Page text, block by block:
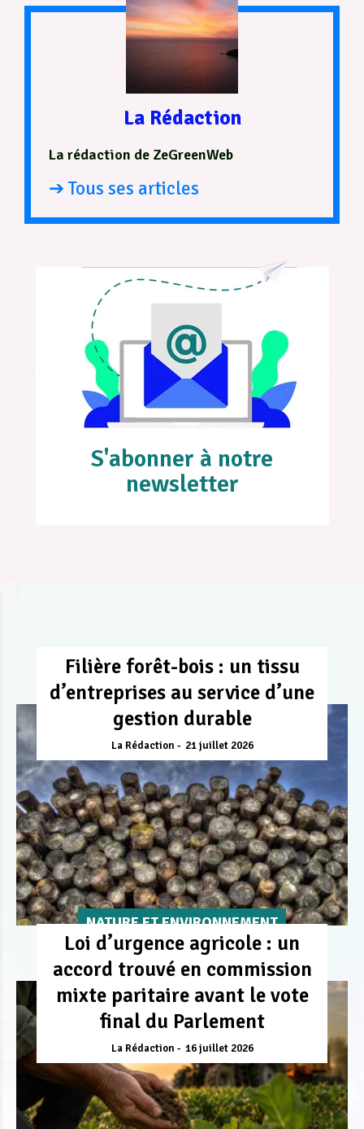
La Rédaction
La rédaction de ZeGreenWeb
➔ Tous ses articles
S'abonner à notre
newsletter
Filière forêt-bois : un tissu
d’entreprises au service d’une
gestion durable
La Rédaction 21 juillet 2026
NATURE ET ENVIRONNEMENT
Loi d’urgence agricole : un
accord trouvé en commission
mixte paritaire avant le vote
final du Parlement
La Rédaction 16 juillet 2026